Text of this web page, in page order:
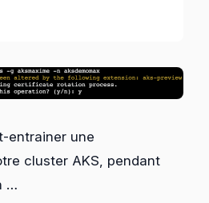
entrainer une
cluster AKS, pendant
…